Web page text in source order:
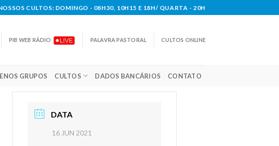
CULTOS: DOMINGO - 08H30, 10H15 E 18H/ QUARTA - 20H
PIB WEB RÁDIO PALAVRA PASTORAL CULTOS ONLINE
GRUPOS CULTOS DADOS BANCÁRIOS CONTATO
DATA
16 JUN 2021